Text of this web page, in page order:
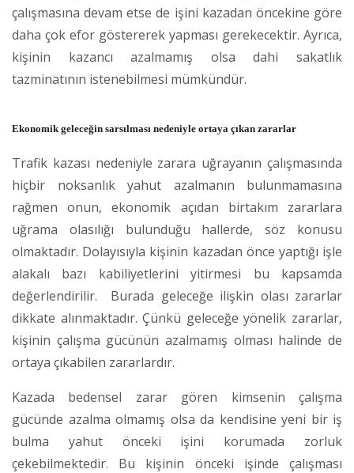
çalışmasına devam etse de işini kazadan öncekine göre
daha çok efor göstererek yapması gerekecektir. Ayrıca,
kişinin kazancı azalmamış olsa dahi sakatlık
tazminatının istenebilmesi mümkündür.
Ekonomik geleceğin sarsılması nedeniyle ortaya çıkan zararlar
Trafik kazası nedeniyle zarara uğrayanın çalışmasında
hiçbir noksanlık yahut azalmanın bulunmamasına
rağmen onun, ekonomik açıdan birtakım zararlara
uğrama olasılığı bulunduğu hallerde, söz konusu
olmaktadır. Dolayısıyla kişinin kazadan önce yaptığı işle
alakalı bazı kabiliyetlerini yitirmesi bu kapsamda
değerlendirilir. Burada geleceğe ilişkin olası zararlar
dikkate alınmaktadır. Çünkü geleceğe yönelik zararlar,
kişinin çalışma gücünün azalmamış olması halinde de
ortaya çıkabilen zararlardır.
Kazada bedensel zarar gören kimsenin çalışma
gücünde azalma olmamış olsa da kendisine yeni bir iş
bulma yahut önceki işini korumada zorluk
çekebilmektedir. Bu kişinin önceki işinde çalışması